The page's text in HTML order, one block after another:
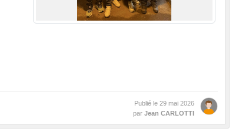
Publié le 29 mai 2026
par Jean CARLOTTI